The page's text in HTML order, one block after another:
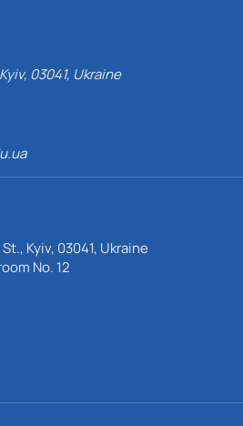
03041, Ukraine
Kyiv, 03041, Ukraine
No. 12